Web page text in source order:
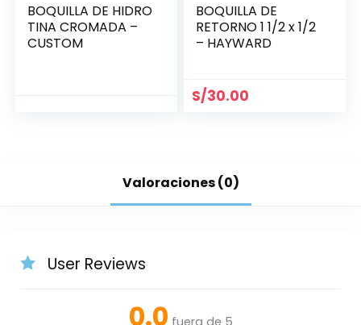
BOQUILLA DE HIDRO
TINA CROMADA –
CUSTOM
BOQUILLA DE
RETORNO 1 1/2 x 1/2
– HAYWARD
S/30.00
Valoraciones (0)
User Reviews
0.0